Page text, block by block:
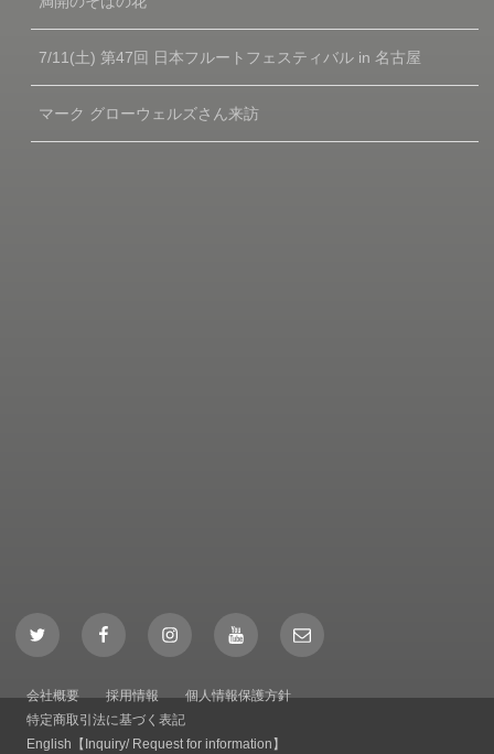
7/11(土) 第47回 日本フルートフェスティバル in 名古屋
マーク グローウェルズさん来訪
Twitter FacebookInstagramYouTubeMail
会社概要 採用情報
個人情報保護方針
特定商取引法に基づく表記
English【Inquiry/ Request for information】